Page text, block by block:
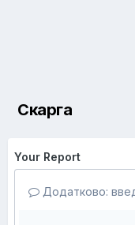
Скарга
Your Report
Додатково: